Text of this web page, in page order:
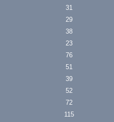
31
29
38
23
76
51
39
52
72
115